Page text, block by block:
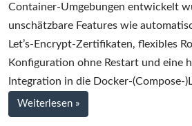
Traefik
Proxy
Container-Umgebungen entwickelt
unschätzbare Features wie
Let’s-Encrypt-Zertifikaten, flexibles
Konfiguration ohne Restart und eine
Integration in die Docker-(Compose-
Weiterlesen bei
Kurztipp:
»